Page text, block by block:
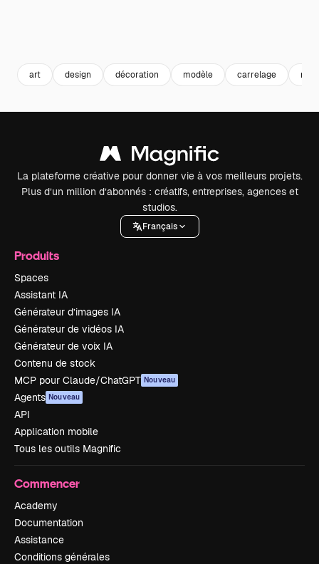
art design décoration modèle carrelage
La plateforme créative pour donner vie à vos meilleurs projets.
Plus d’un million d’abonnés : créatifs, entreprises, agences et
studios.
Français
Produits
Spaces
Assistant IA
Générateur d’images IA
Générateur de vidéos IA
Générateur de voix IA
Contenu de stock
MCP pour Claude/ChatGPT Nouveau
Agents Nouveau
API
Application mobile
Tous les outils Magnific
Commencer
Academy
Documentation
Assistance
Conditions générales